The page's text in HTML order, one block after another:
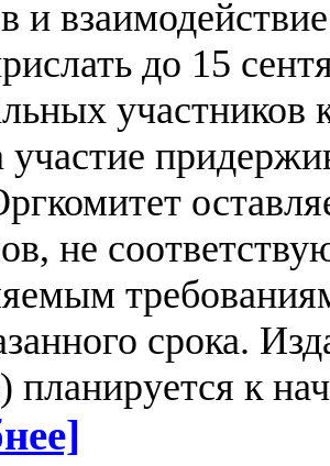
и
до 15
участников
участие
не
срока.
планируется к